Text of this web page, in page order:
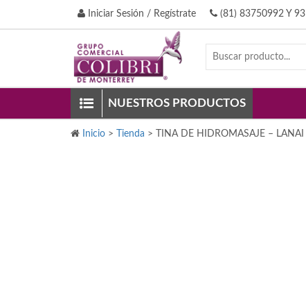
Iniciar Sesión / Regístrate (81) 83750992 Y 93
NUESTROS PRODUCTOS
Inicio > Tienda > TINA DE HIDROMASAJE – LANAI